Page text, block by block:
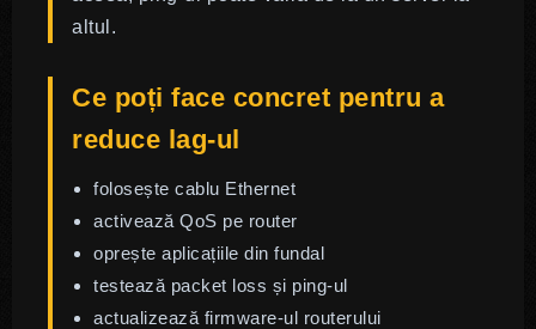
altul.
Ce poți face concret pentru a
reduce lag-ul
folosește cablu Ethernet
activează QoS pe router
oprește aplicațiile din fundal
testează packet loss și ping-ul
actualizează firmware-ul routerului